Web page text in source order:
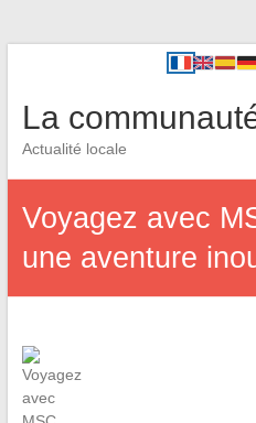
La
Actualité locale
Voyagez avec
une aventure